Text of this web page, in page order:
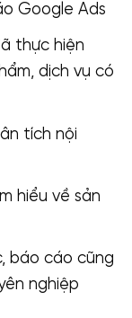
Google Ads
thực hiện
dịch vụ có
tích nội
hiểu về sản
báo cáo cũng
nghiệp